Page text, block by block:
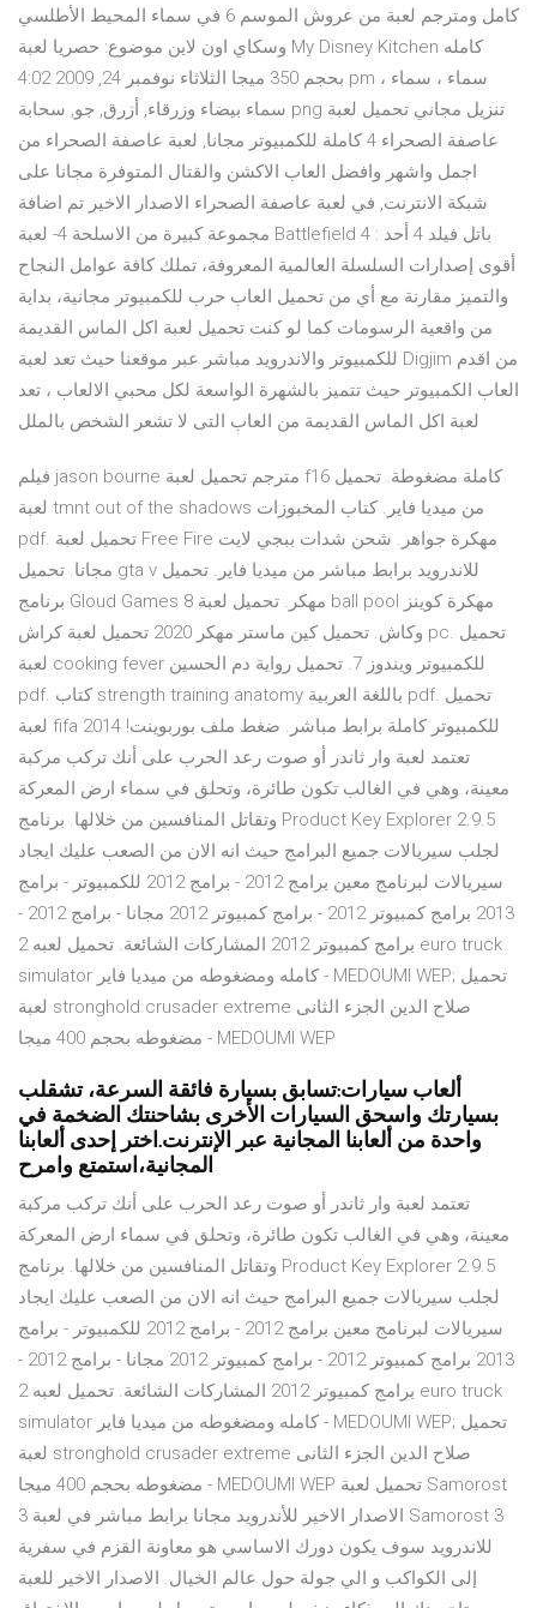
كامل ومترجم لعبة من عروش الموسم 6 في سماء المحيط الأطلسي
وسكاي اون لاين موضوع: حصريا لعبة My Disney Kitchen كامله
بحجم 350 ميجا الثلاثاء نوفمبر 24, 2009 4:02 pm سماء ، سماء ،
سماء بيضاء وزرقاء, أزرق, جو, سحابة png تنزيل مجاني تحميل لعبة
عاصفة الصحراء 4 كاملة للكمبيوتر مجانا, لعبة عاصفة الصحراء من
اجمل واشهر وافضل العاب الاكشن والقتال المتوفرة مجانا على
شبكة الانترنت, في لعبة عاصفة الصحراء الاصدار الاخير تم اضافة
مجموعة كبيرة من الاسلحة 4- لعبة Battlefield 4 : باتل فيلد 4 أحد
أقوى إصدارات السلسلة العالمية المعروفة، تملك كافة عوامل النجاح
والتميز مقارنة مع أي من تحميل العاب حرب للكمبيوتر مجانية، بداية
من واقعية الرسومات كما لو كنت تحميل لعبة اكل الماس القديمة
للكمبيوتر والاندرويد مباشر عبر موقعنا حيث تعد لعبة Digjim من اقدم
العاب الكمبيوتر حيث تتميز بالشهرة الواسعة لكل محبي الالعاب ، تعد
لعبة اكل الماس القديمة من العاب التى لا تشعر الشخص بالملل
فيلم jason bourne مترجم تحميل لعبة f16 كاملة مضغوطة. تحميل
لعبة tmnt out of the shadows من ميديا فاير. كتاب المخبوزات
pdf. تحميل لعبة Free Fire مهكرة جواهر. شحن شدات ببجي لايت
مجانا. تحميل gta v للاندرويد برابط مباشر من ميديا فاير. تحميل
برنامج Gloud Games مهكر. تحميل لعبة 8 ball pool مهكرة كوينز
وكاش. تحميل كين ماستر مهكر 2020 تحميل لعبة كراش pc. تحميل
لعبة cooking fever للكمبيوتر ويندوز 7. تحميل رواية دم الحسين
pdf. كتاب strength training anatomy باللغة العربية pdf. تحميل
لعبة fifa 2014 للكمبيوتر كاملة برابط مباشر. ضغط ملف بوربوينت!
تعتمد لعبة وار ثاندر أو صوت رعد الحرب على أنك تركب مركبة
معينة، وهي في الغالب تكون طائرة، وتحلق في سماء ارض المعركة
وتقاتل المنافسين من خلالها. برنامج Product Key Explorer 2.9.5
لجلب سيريالات جميع البرامج حيث انه الان من الصعب عليك ايجاد
سيريالات لبرنامج معين برامج 2012 - برامج 2012 للكمبيوتر - برامج
2013 برامج كمبيوتر 2012 - برامج كمبيوتر 2012 مجانا - برامج 2012 -
برامج كمبيوتر 2012 المشاركات الشائعة. تحميل لعبه 2 euro truck
simulator كامله ومضغوطه من ميديا فاير - MEDOUMI WEP; تحميل
لعبة stronghold crusader extreme صلاح الدين الجزء الثانى
مضغوطه بحجم 400 ميجا - MEDOUMI WEP
ألعاب سيارات:تسابق بسيارة فائقة السرعة، تشقلب
بسيارتك واسحق السيارات الأخرى بشاحنتك الضخمة في
واحدة من ألعابنا المجانية عبر الإنترنت.اختر إحدى ألعابنا
المجانية،استمتع وامرح
تعتمد لعبة وار ثاندر أو صوت رعد الحرب على أنك تركب مركبة
معينة، وهي في الغالب تكون طائرة، وتحلق في سماء ارض المعركة
وتقاتل المنافسين من خلالها. برنامج Product Key Explorer 2.9.5
لجلب سيريالات جميع البرامج حيث انه الان من الصعب عليك ايجاد
سيريالات لبرنامج معين برامج 2012 - برامج 2012 للكمبيوتر - برامج
2013 برامج كمبيوتر 2012 - برامج كمبيوتر 2012 مجانا - برامج 2012 -
برامج كمبيوتر 2012 المشاركات الشائعة. تحميل لعبه 2 euro truck
simulator كامله ومضغوطه من ميديا فاير - MEDOUMI WEP; تحميل
لعبة stronghold crusader extreme صلاح الدين الجزء الثانى
مضغوطه بحجم 400 ميجا - MEDOUMI WEP تحميل لعبة Samorost
3 الاصدار الاخير للأندرويد مجانا برابط مباشر في لعبة Samorost 3
للاندرويد سوف يكون دورك الاساسي هو معاونة القزم في سفرية
إلى الكواكب و الي جولة حول عالم الخيال. الاصدار الاخير للعبة